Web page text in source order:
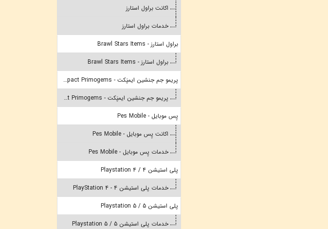
اکانت براول استارز
خدمات براول استارز
براول استارز - Brawl Stars Items
براول استارز - Brawl Stars Items
پریمو جم جنشین ایمپَکت - Genshin Impact Primogems
پریمو جم جنشین ایمپَکت - Genshin Impact Primogems
پِس موبایل - Pes Mobile
اکانت پِس موبایل - Pes Mobile
خدمات پِس موبایل - Pes Mobile
پلی استیشن 4 / Playstation 4
خدمات پلی استیشن 4 - PlayStation 4
پلی استیشن 5 / Playstation 5
خدمات پلی استیشن 5 / Playstation 5